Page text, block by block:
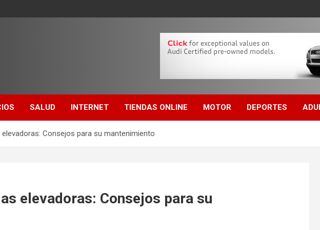
SALUD INTERNET TIENDAS ONLINE MOTOR DEPORTES
Consejos para su mantenimiento
elevadoras: Consejos para su